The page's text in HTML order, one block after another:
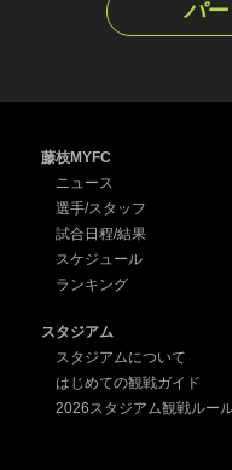
パー
藤枝MYFC
ニュース
選手/スタッフ
試合日程/結果
スケジュール
ランキング
スタジアム
スタジアムについて
はじめての観戦ガイド
2026スタジアム観戦ルー